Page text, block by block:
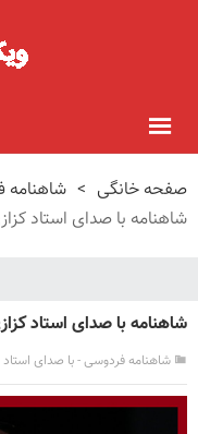
صفحه خانگی > شاهنامه
شاهنامه با صدای استاد
شاهنامه با صدای استاد
شاهنامه فردوسی - با صدای استاد